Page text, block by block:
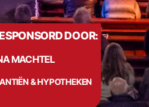
DOOR:
MACHTEL
& HYPOTHEKEN